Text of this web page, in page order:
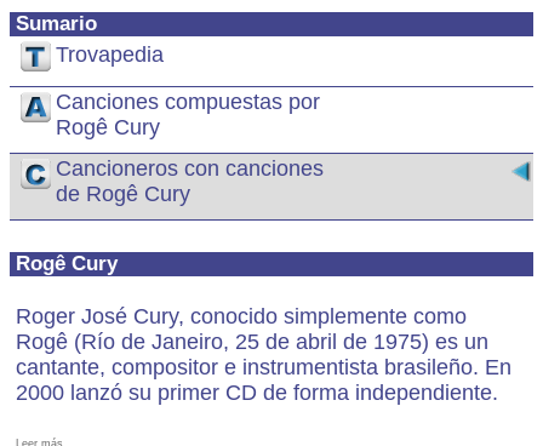
Sumario
Trovapedia
Canciones compuestas por
Rogê Cury
Cancioneros con canciones
de Rogê Cury
Rogê Cury
Roger José Cury, conocido simplemente como
Rogê (Río de Janeiro, 25 de abril de 1975) es un
cantante, compositor e instrumentista brasileño. En
2000 lanzó su primer CD de forma independiente.
Leer más